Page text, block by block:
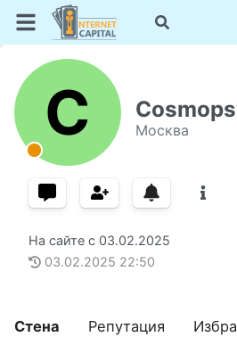
C Москва
На сайте с 03.02.2025
03.02.2025 22:50
Стена Репутация